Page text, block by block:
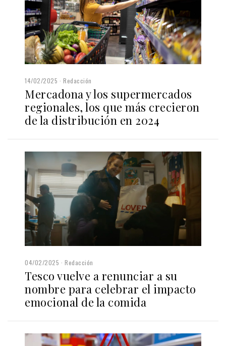
14/02/2025 Redacción
Mercadona y los supermercados
regionales, los que más crecieron
de la distribución en 2024
04/02/2025 Redacción
Tesco vuelve a renunciar a su
nombre para celebrar el impacto
emocional de la comida